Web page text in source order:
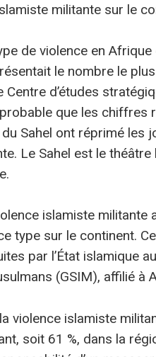
militante sur le
de violence en
le nombre le
d’études
que les chiffres
Sahel ont réprimé les
Le Sahel est le
islamiste militante
type sur le continent.
par l’État islamique
(GSIM), affilié à
violence islamiste
soit 61 %, dans la